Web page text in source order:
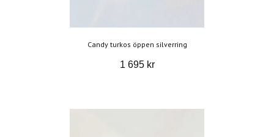
Candy turkos öppen silverring
1 695 kr